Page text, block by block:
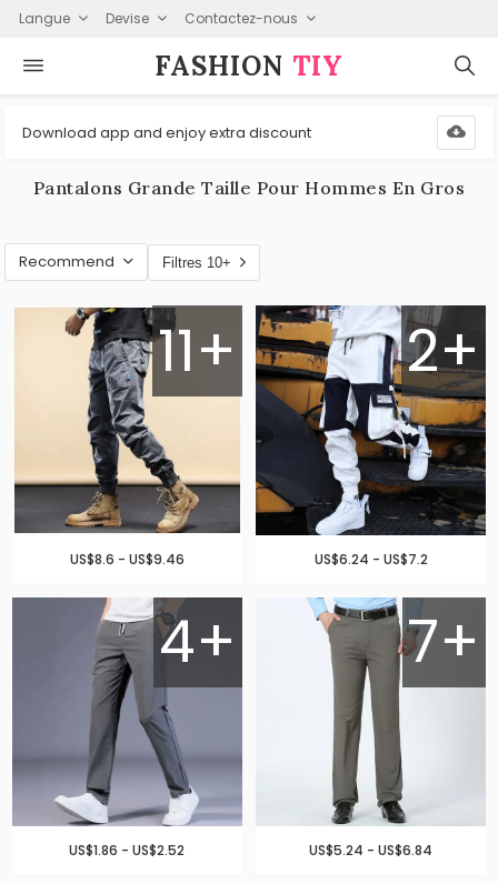
Langue Devise Contactez-nous
FASHION⁠ TIY
Download app and enjoy extra discount
Pantalons Grande Taille Pour Hommes En Gros
Recommend Filtres 10+
11+
US$8.6 - US$9.46
2+
US$6.24 - US$7.2
4+
US$1.86 - US$2.52
7+
US$5.24 - US$6.84